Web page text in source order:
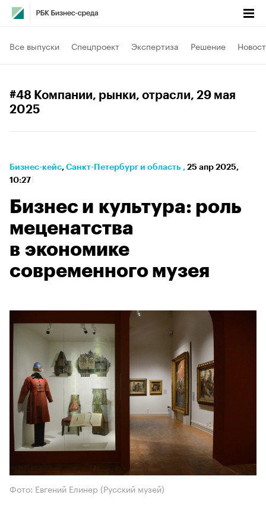
Все выпуски Спецпроект Экспертиза Решение
#48 Компании, рынки, отрасли, 29 мая
2025
Бизнес-кейс⁠, Санкт-Петербург и область , 25 апр 2025,
10:27
Бизнес и культура: роль
меценатства
в экономике
современного музея
Фото: Евгений Елинер (Русский музей)